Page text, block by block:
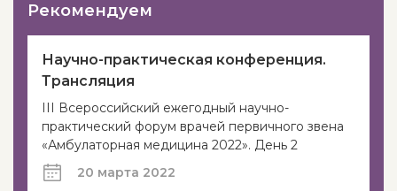
Рекомендуем
Научно-практическая конференция.
Трансляция
III Всероссийский ежегодный научно-
практический форум врачей первичного звена
«Амбулаторная медицина 2022». День 2
20 марта 2022